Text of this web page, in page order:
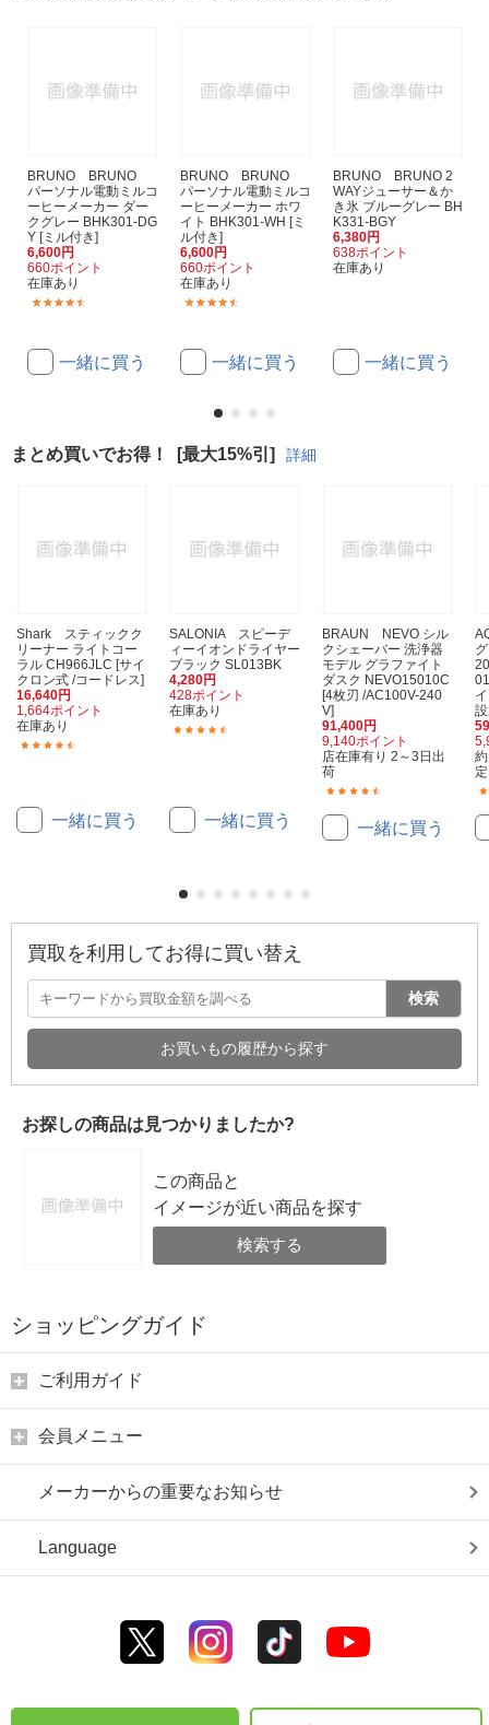
BRUNO BRUNO
パーソナル電動ミルコ
ーヒーメーカー ダー
クグレー BHK301-DG
Y [ミル付き]
6,600円
660ポイント
在庫あり
一緒に買う
BRUNO BRUNO
パーソナル電動ミルコ
ーヒーメーカー ホワ
イト BHK301-WH [ミ
ル付き]
6,600円
660ポイント
在庫あり
一緒に買う
BRUNO BRUNO 2
WAYジューサー＆か
き氷 ブルーグレー BH
K331-BGY
6,380円
638ポイント
在庫あり
一緒に買う
まとめ買いでお得！ [最大15%引] 詳細
Shark スティックク
リーナー ライトコー
ラル CH966JLC [サイ
クロン式 /コードレス]
16,640円
1,664ポイント
在庫あり
一緒に買う
SALONIA スピーデ
ィーイオンドライヤー
ブラック SL013BK
4,280円
428ポイント
在庫あり
一緒に買う
BRAUN NEVO シル
クシェーバー 洗浄器
モデル グラファイト
ダスク NEVO15010C
[4枚刃 /AC100V-240
V]
91,400円
9,140ポイント
店在庫有り 2～3日出
荷
一緒に買う
定
買取を利用してお得に買い替え
検索
お買いもの履歴から探す
お探しの商品は見つかりましたか?
この商品と
イメージが近い商品を探す
検索する
ショッピングガイド
ご利用ガイド
会員メニュー
メーカーからの重要なお知らせ
Language